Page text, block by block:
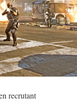
recrutant